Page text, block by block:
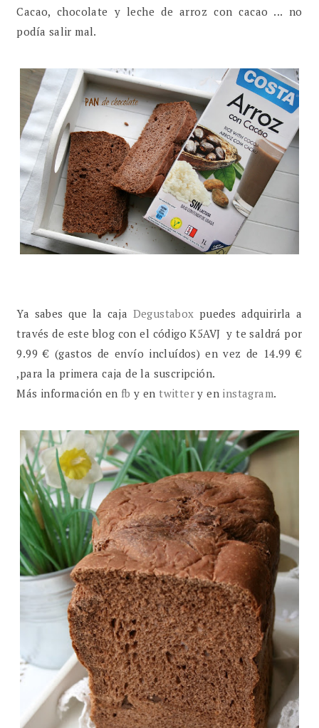
Cacao, chocolate y leche de arroz con cacao ... no
podía salir mal.
Ya sabes que la caja Degustabox puedes adquirirla a
través de este blog con el código K5AVJ y te saldrá por
9.99 € (gastos de envío incluídos) en vez de 14.99 €
,para la primera caja de la suscripción.
Más información enfby entwitter y en instagram.